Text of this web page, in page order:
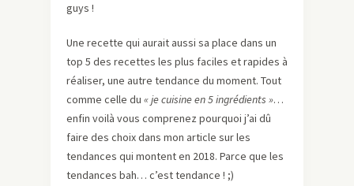
guys !
Une recette qui aurait aussi sa place dans un
top 5 des recettes les plus faciles et rapides à
réaliser, une autre tendance du moment. Tout
comme celle du « je cuisine en 5 ingrédients »…
enfin voilà vous comprenez pourquoi j’ai dû
faire des choix dans mon article sur les
tendances qui montent en 2018. Parce que les
tendances bah… c’est tendance ! ;)